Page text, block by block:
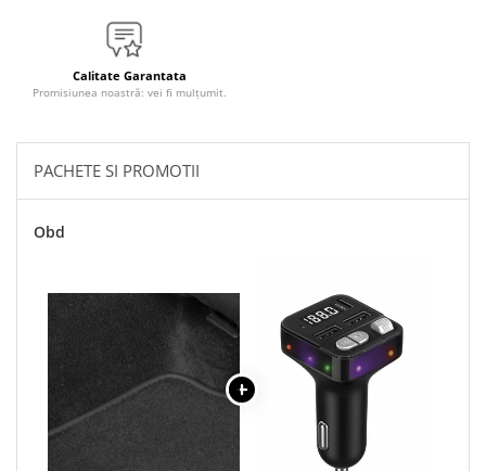
Accesorii LED
Piese Caroserie
Oglinzi
Accesorii Camioane
Lampi si Proiectoare Camion
Marcaje si Echipamente de
Siguranta
Accesorii Cabina Camion
Echipamente Electrice si
Calitate Garantata
Promisiunea noastră: vei fi mulțumit.
PACHETE SI PROMOTII
Obd